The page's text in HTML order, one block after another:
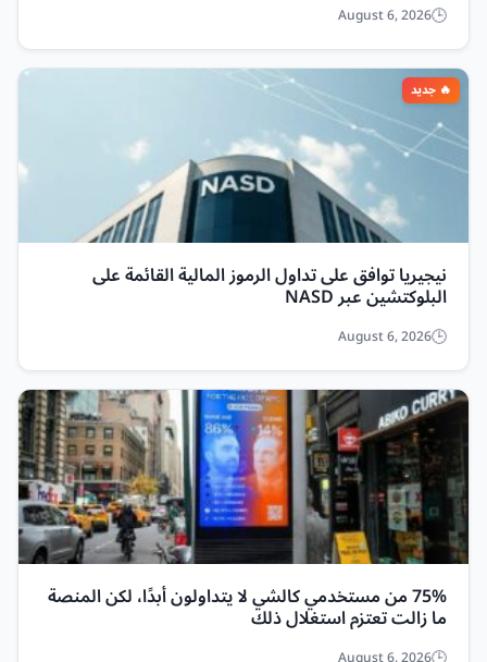
August 6, 2026
نيجيريا توافق على تداول الرموز المالية القائمة على
البلوكتشين عبر NASD
August 6, 2026
75% من مستخدمي كالشي لا يتداولون أبدًا، لكن المنصة
ما زالت تعتزم استغلال ذلك